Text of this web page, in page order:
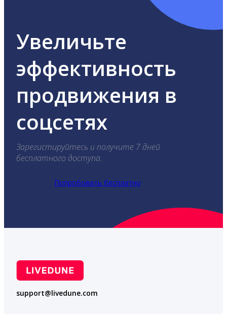
Увеличьте
эффективность
продвижения в
соцсетях
Зарегистируйтесь и получите 7 дней
бесплатного доступа.
Попробовать бесплатно
support@livedune.com